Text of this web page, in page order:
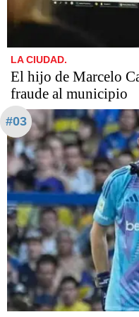
LA CIUDAD.
​​​​​El hijo de Marcelo
fraude al municipio
#03